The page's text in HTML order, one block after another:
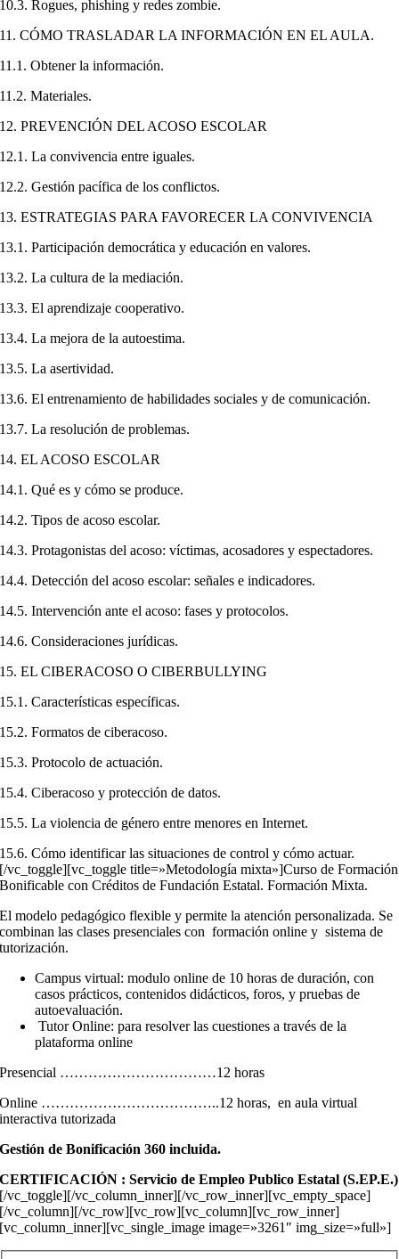
10.3. Rogues, phishing y redes zombie.
11. CÓMO TRASLADAR LA INFORMACIÓN EN EL AULA.
11.1. Obtener la información.
11.2. Materiales.
12. PREVENCIÓN DEL ACOSO ESCOLAR
12.1. La convivencia entre iguales.
12.2. Gestión pacífica de los conflictos.
13. ESTRATEGIAS PARA FAVORECER LA CONVIVENCIA
13.1. Participación democrática y educación en valores.
13.2. La cultura de la mediación.
13.3. El aprendizaje cooperativo.
13.4. La mejora de la autoestima.
13.5. La asertividad.
13.6. El entrenamiento de habilidades sociales y de comunicación.
13.7. La resolución de problemas.
14. EL ACOSO ESCOLAR
14.1. Qué es y cómo se produce.
14.2. Tipos de acoso escolar.
14.3. Protagonistas del acoso: víctimas, acosadores y espectadores.
14.4. Detección del acoso escolar: señales e indicadores.
14.5. Intervención ante el acoso: fases y protocolos.
14.6. Consideraciones jurídicas.
15. EL CIBERACOSO O CIBERBULLYING
15.1. Características específicas.
15.2. Formatos de ciberacoso.
15.3. Protocolo de actuación.
15.4. Ciberacoso y protección de datos.
15.5. La violencia de género entre menores en Internet.
15.6. Cómo identificar las situaciones de control y cómo actuar.
[/vc_toggle][vc_toggle title=»Metodología mixta»]Curso de Formación
Bonificable con Créditos de Fundación Estatal. Formación Mixta.
El modelo pedagógico flexible y permite la atención personalizada. Se
combinan las clases presenciales con formación online y sistema de
tutorización.
Campus virtual: modulo online de 10 horas de duración, con
casos prácticos, contenidos didácticos, foros, y pruebas de
autoevaluación.
Tutor Online: para resolver las cuestiones a través de la
plataforma online
Presencial ……………………………12 horas
Online ………………………………..12 horas, en aula virtual
interactiva tutorizada
Gestión de Bonificación 360 incluida.
CERTIFICACIÓN : Servicio de Empleo Publico Estatal (S.EP.E.)
[/vc_toggle][/vc_column_inner][/vc_row_inner][vc_empty_space]
[/vc_column][/vc_row][vc_row][vc_column][vc_row_inner]
[vc_column_inner][vc_single_image image=»3261″ img_size=»full»]